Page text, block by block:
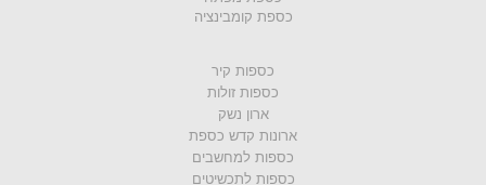
כספת קומבינציה
כספות קיר
כספות זולות
ארון נשק
ארונות קדש כספת
כספות למחשבים
כספות לתכשיטים